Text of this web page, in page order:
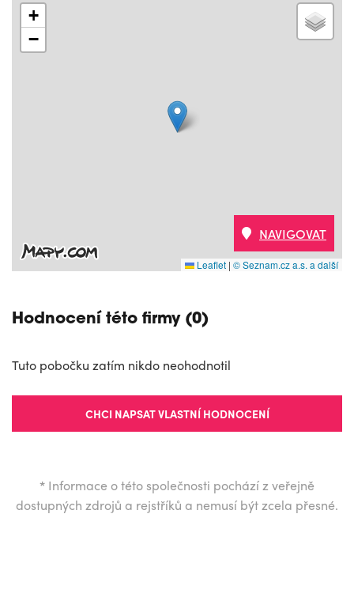
+
−
Leaflet | © Seznam.cz a.s. a další
NAVIGOVAT
Hodnocení této firmy (0)
Tuto pobočku zatím nikdo neohodnotil
CHCI NAPSAT VLASTNÍ HODNOCENÍ
* Informace o této společnosti pochází z veřejně
dostupných zdrojů a rejstříků a nemusí být zcela přesné.